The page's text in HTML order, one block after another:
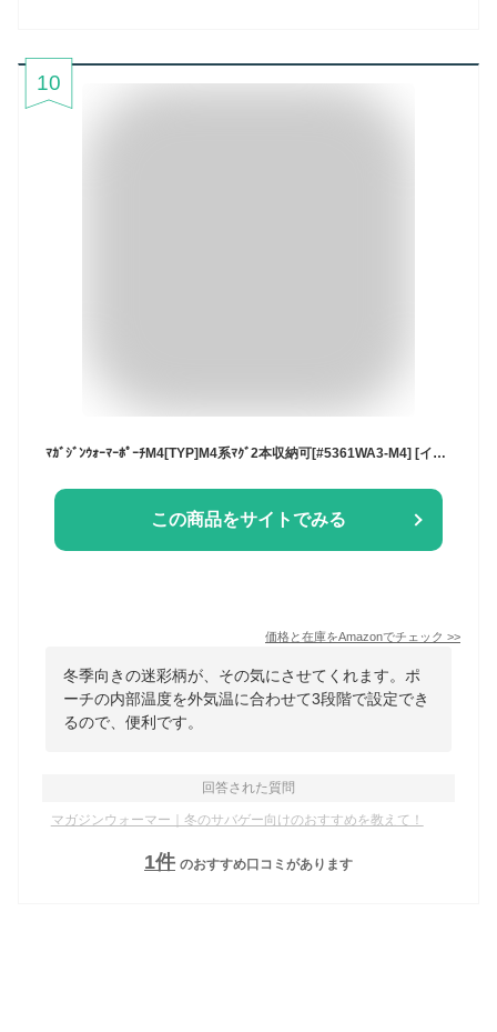
10
この商品をサイトでみる
価格と在庫をAmazonでチェック >>
冬季向きの迷彩柄が、その気にさせてくれます。ポ
ーチの内部温度を外気温に合わせて3段階で設定でき
るので、便利です。
回答された質問
マガジンウォーマー｜冬のサバゲー向けのおすすめを教えて！
1件 のおすすめ口コミがあります